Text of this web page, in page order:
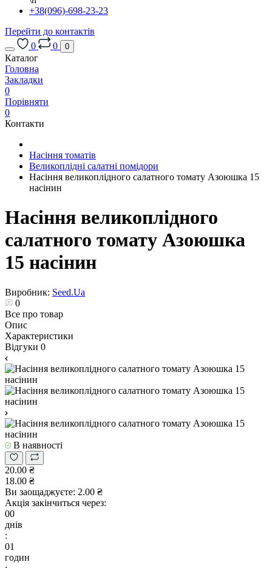
+38(096)-698-23-23
Перейти до контактів
0
0 0
Каталог
Головна
Закладки
0
Порівняти
0
Контакти
Насіння томатів
Великоплідні салатні помідори
Насіння великоплідного салатного томату Азоюшка 15
насінин
Насіння великоплідного
салатного томату Азоюшка
15 насінин
Виробник: Seed.Ua
0
Все про товар
Опис
Характеристики
Відгуки 0
В наявності
20.00 ₴
18.00 ₴
Ви заощаджуєте: 2.00 ₴
Акція закінчиться через:
00
днів
:
01
годин